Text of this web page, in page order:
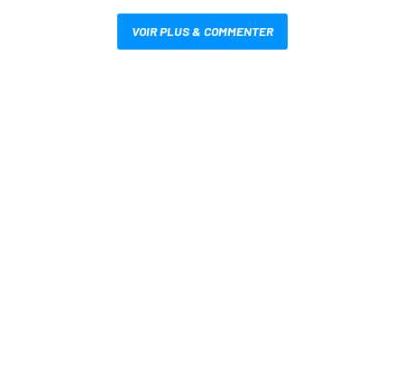
VOIR PLUS & COMMENTER